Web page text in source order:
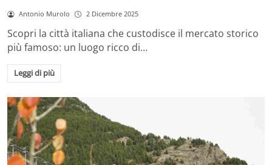
Antonio Murolo 2 Dicembre 2025
Scopri la città italiana che custodisce il mercato storico
più famoso: un luogo ricco di…
Leggi di più